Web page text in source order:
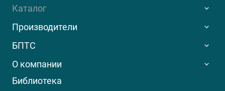
Каталог
Производители
БПТС
О компании
Библиотека